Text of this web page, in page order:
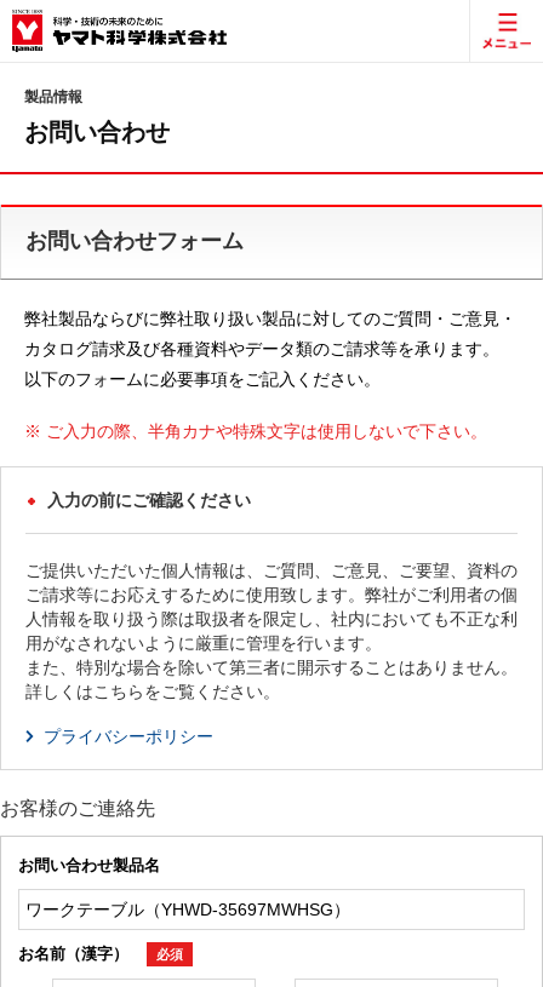
製品情報
お問い合わせ
お問い合わせフォーム
弊社製品ならびに弊社取り扱い製品に対してのご質問・ご意見・
カタログ請求及び各種資料やデータ類のご請求等を承ります。
以下のフォームに必要事項をご記入ください。
※ ご入力の際、半角カナや特殊文字は使用しないで下さい。
入力の前にご確認ください
ご提供いただいた個人情報は、ご質問、ご意見、ご要望、資料の
ご請求等にお応えするために使用致します。弊社がご利用者の個
人情報を取り扱う際は取扱者を限定し、社内においても不正な利
用がなされないように厳重に管理を行います。
また、特別な場合を除いて第三者に開示することはありません。
詳しくはこちらをご覧ください。
プライバシーポリシー
お客様のご連絡先
お問い合わせ製品名
お名前（漢字） 必須